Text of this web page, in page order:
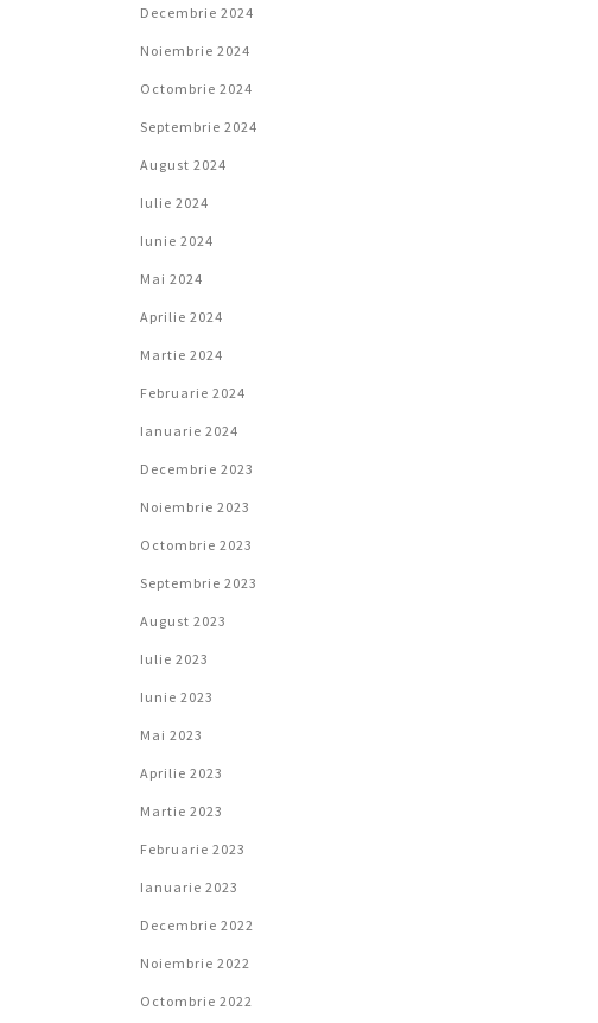
Decembrie 2024
Noiembrie 2024
Octombrie 2024
Septembrie 2024
August 2024
Iulie 2024
Iunie 2024
Mai 2024
Aprilie 2024
Martie 2024
Februarie 2024
Ianuarie 2024
Decembrie 2023
Noiembrie 2023
Octombrie 2023
Septembrie 2023
August 2023
Iulie 2023
Iunie 2023
Mai 2023
Aprilie 2023
Martie 2023
Februarie 2023
Ianuarie 2023
Decembrie 2022
Noiembrie 2022
Octombrie 2022